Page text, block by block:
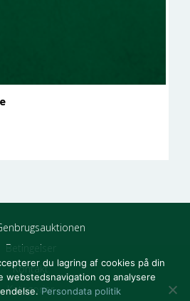
Betingelser
Kontakt
Kategorier
du lagring af cookies på din
webstedsnavigation og analysere
Persondata politik